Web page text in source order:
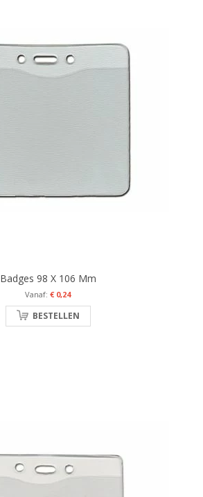
Badges 98 X 106 Mm
€ 0,24
BESTELLEN